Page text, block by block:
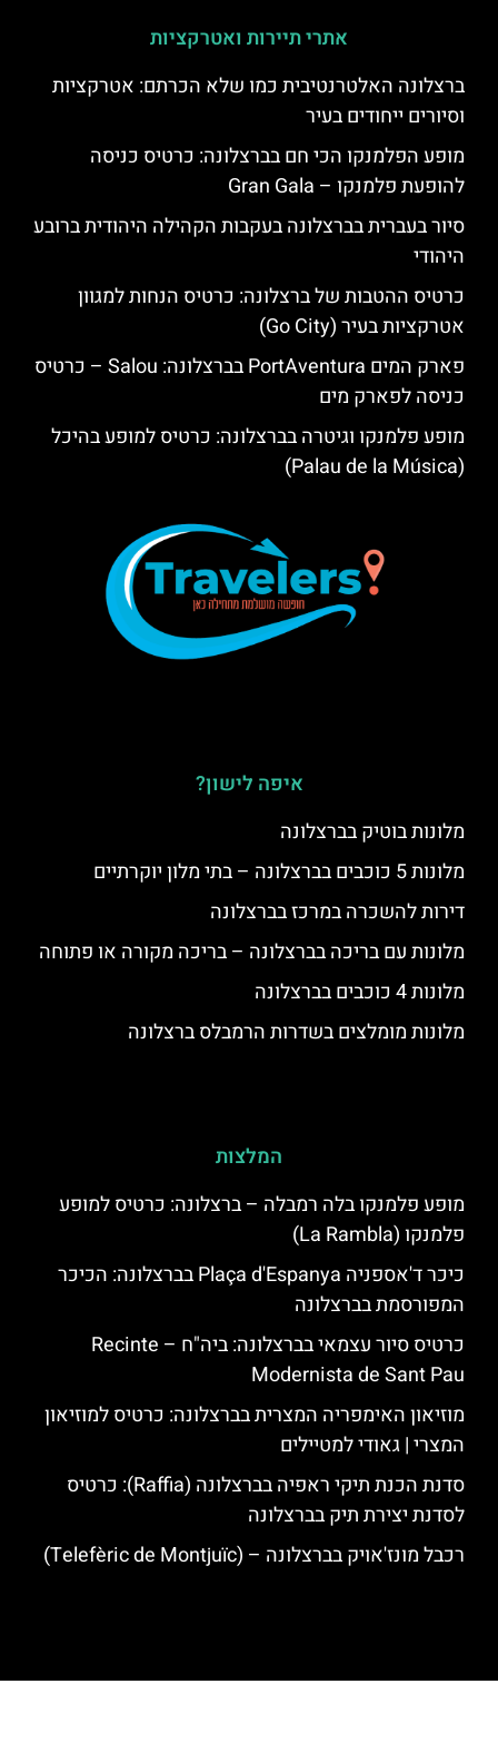
אתרי תיירות ואטרקציות
ברצלונה האלטרנטיבית כמו שלא הכרתם: אטרקציות
וסיורים ייחודים בעיר
מופע הפלמנקו הכי חם בברצלונה: כרטיס כניסה
להופעת פלמנקו – Gran Gala
סיור בעברית בברצלונה בעקבות הקהילה היהודית ברובע
היהודי
כרטיס ההטבות של ברצלונה: כרטיס הנחות למגוון
אטרקציות בעיר (Go City)
פארק המים PortAventura בברצלונה: Salou – כרטיס
כניסה לפארק מים
מופע פלמנקו וגיטרה בברצלונה: כרטיס למופע בהיכל
(Palau de la Música)
איפה לישון?
מלונות בוטיק בברצלונה
מלונות 5 כוכבים בברצלונה – בתי מלון יוקרתיים
דירות להשכרה במרכז בברצלונה
מלונות עם בריכה בברצלונה – בריכה מקורה או פתוחה
מלונות 4 כוכבים בברצלונה
מלונות מומלצים בשדרות הרמבלס ברצלונה
המלצות
מופע פלמנקו בלה רמבלה – ברצלונה: כרטיס למופע
פלמנקו (La Rambla)
כיכר ד'אספניה Plaça d'Espanya בברצלונה: הכיכר
המפורסמת בברצלונה
כרטיס סיור עצמאי בברצלונה: ביה"ח – Recinte
Modernista de Sant Pau
מוזיאון האימפריה המצרית בברצלונה: כרטיס למוזיאון
המצרי | גאודי למטיילים
סדנת הכנת תיקי ראפיה בברצלונה (Raffia): כרטיס
לסדנת יצירת תיק בברצלונה
רכבל מונז'אויק בברצלונה – (Telefèric de Montjuïc)